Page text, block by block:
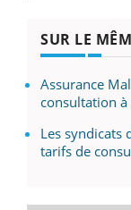
SUR LE
Assurance
consultation
Les syndicats
tarifs de